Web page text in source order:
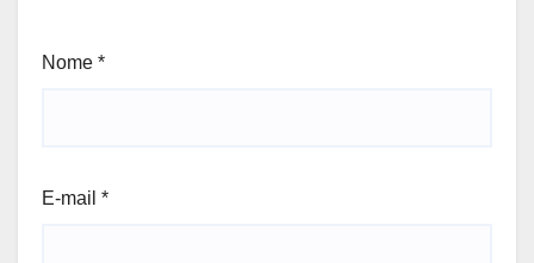
Nome *
E-mail *